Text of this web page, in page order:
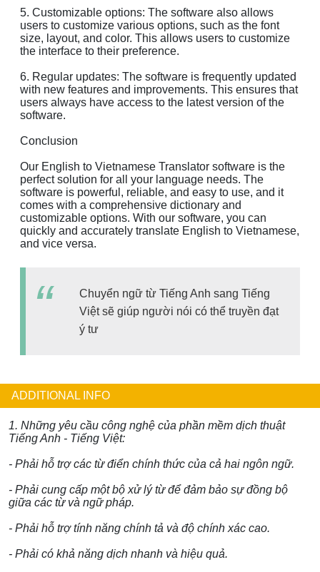
5. Customizable options: The software also allows
users to customize various options, such as the font
size, layout, and color. This allows users to customize
the interface to their preference.
6. Regular updates: The software is frequently updated
with new features and improvements. This ensures that
users always have access to the latest version of the
software.
Conclusion
Our English to Vietnamese Translator software is the
perfect solution for all your language needs. The
software is powerful, reliable, and easy to use, and it
comes with a comprehensive dictionary and
customizable options. With our software, you can
quickly and accurately translate English to Vietnamese,
and vice versa.
Chuyển ngữ từ Tiếng Anh sang Tiếng
Việt sẽ giúp người nói có thể truyền đạt
ý tư
ADDITIONAL INFO
1. Những yêu cầu công nghệ của phần mềm dịch thuật
Tiếng Anh - Tiếng Việt:
- Phải hỗ trợ các từ điển chính thức của cả hai ngôn ngữ.
- Phải cung cấp một bộ xử lý từ để đảm bảo sự đồng bộ
giữa các từ và ngữ pháp.
- Phải hỗ trợ tính năng chính tả và độ chính xác cao.
- Phải có khả năng dịch nhanh và hiệu quả.